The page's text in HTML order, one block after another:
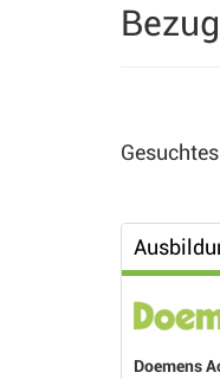
Doemens